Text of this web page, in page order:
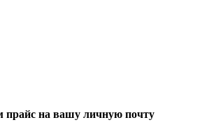
прайс на вашу личную почту